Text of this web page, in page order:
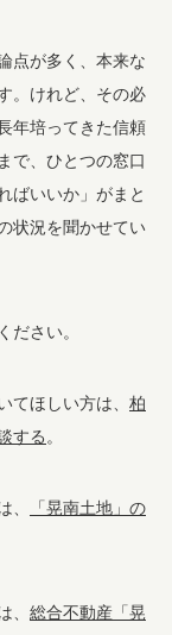
点が多く、本来な
。けれど、その必
年培ってきた信頼
で、ひとつの窓口
ばいいか」がまと
状況を聞かせてい
ださい。
てほしい方は、 柏
する 。
、
「晃南土地」の
、 総合不動産「晃